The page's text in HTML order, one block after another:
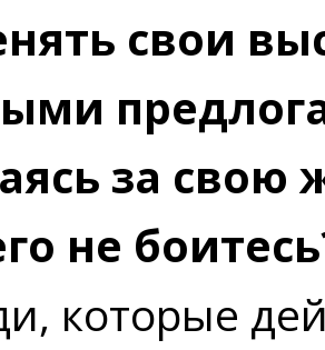
свои
за
не
которые